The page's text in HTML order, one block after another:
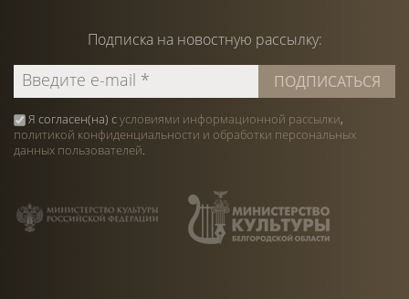
Подписка на новостную рассылку:
Я согласен(на) сусловиями информационной рассылки,
политикой конфиденциальности и обработки персональных
данных пользователей.